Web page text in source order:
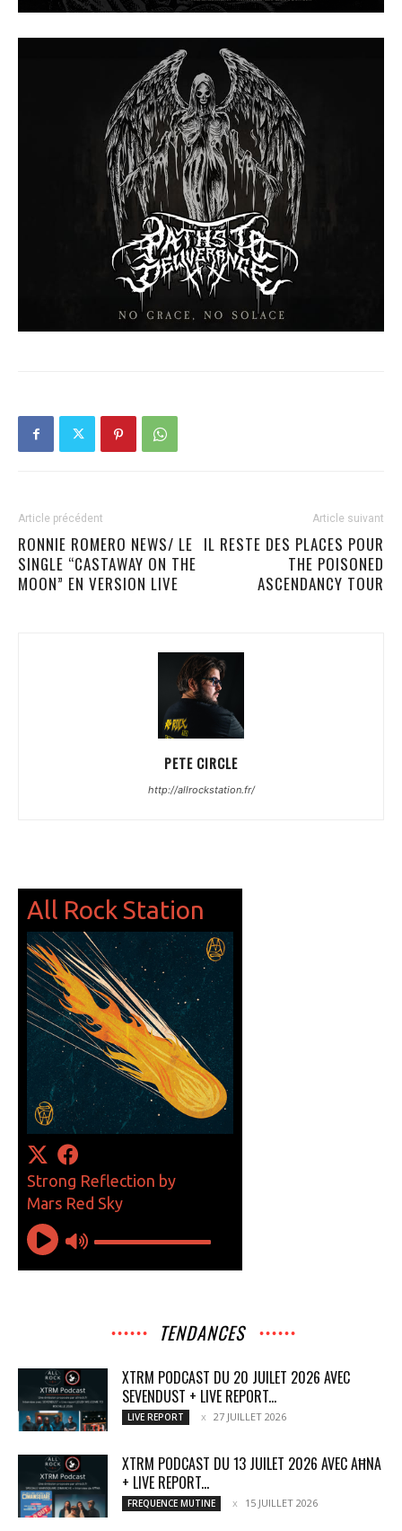
Article précédent
RONNIE ROMERO NEWS/ LE
SINGLE “CASTAWAY ON THE
MOON” EN VERSION LIVE
Article suivant
IL RESTE DES PLACES POUR
THE POISONED
ASCENDANCY TOUR
PETE CIRCLE
http://allrockstation.fr/
TENDANCES
XTRM PODCAST DU 20 JUILET 2026 AVEC
SEVENDUST + LIVE REPORT...
LIVE REPORT 27 JUILLET 2026
XTRM PODCAST DU 13 JUILET 2026 AVEC AĦNA
+ LIVE REPORT...
FREQUENCE MUTINE 15 JUILLET 2026